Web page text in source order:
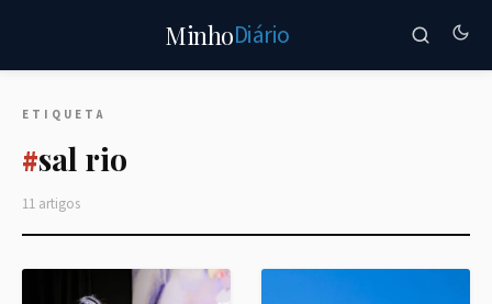
MinhoDiário
ETIQUETA
#sal rio
11 artigos